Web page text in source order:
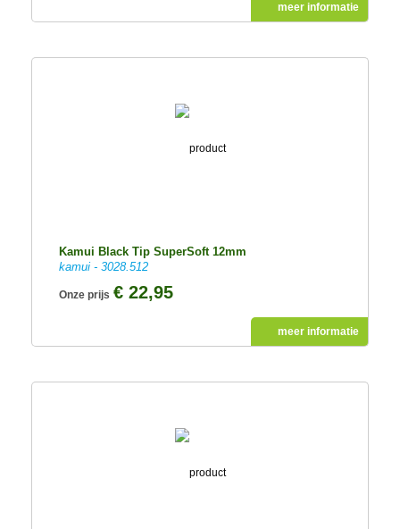
meer informatie
Kamui Black Tip SuperSoft 12mm
kamui - 3028.512
Onze prijs € 22,95
meer informatie